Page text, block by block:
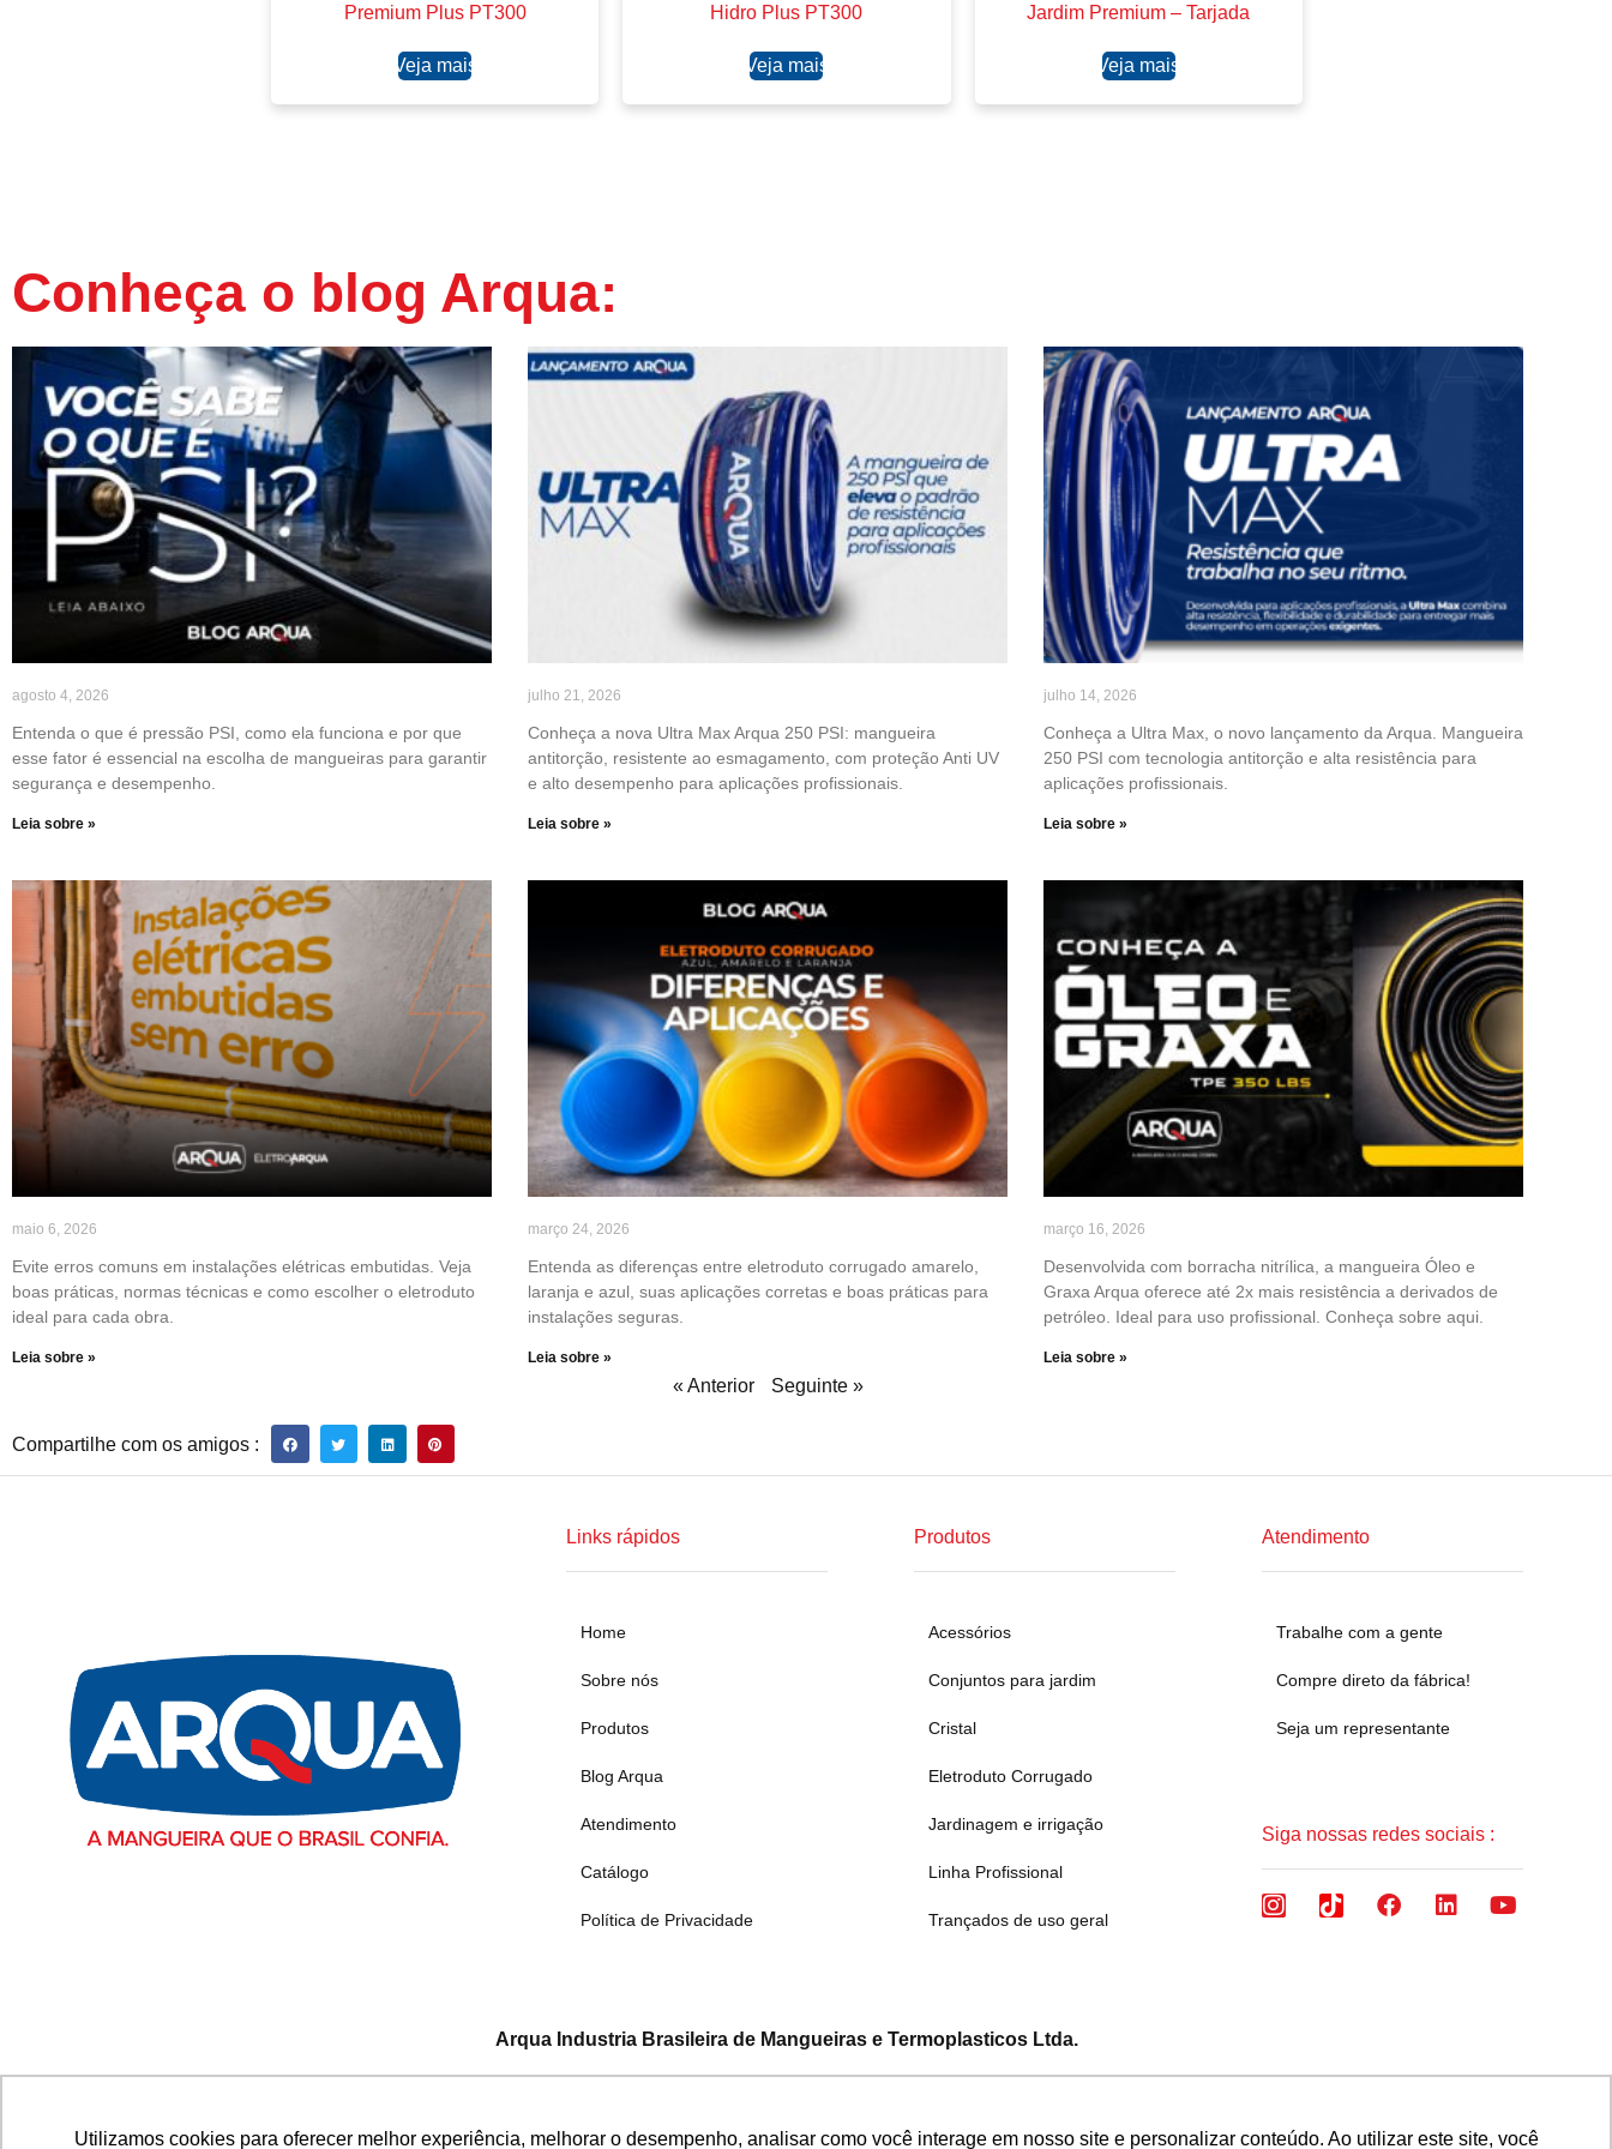
Utilizamos cookies para oferecer melhor experiência, melhorar o desempenho, analisar como você interage em nosso site e personalizar conteúdo. Ao utilizar este site, você
Premium Plus PT300
Ler mais
Hidro Plus PT300
Ler mais
Jardim Premium – Tarjada
Ler mais
Conheça o blog Arqua:
agosto 4, 2026
Entenda o que é pressão PSI, como ela funciona e por que
esse fator é essencial na escolha de mangueiras para garantir
segurança e desempenho.
Leia sobre »
julho 21, 2026
Conheça a nova Ultra Max Arqua 250 PSI: mangueira
antitorção, resistente ao esmagamento, com proteção Anti UV
e alto desempenho para aplicações profissionais.
Leia sobre »
julho 14, 2026
Conheça a Ultra Max, o novo lançamento da Arqua. Mangueira
250 PSI com tecnologia antitorção e alta resistência para
aplicações profissionais.
Leia sobre »
maio 6, 2026
Evite erros comuns em instalações elétricas embutidas. Veja
boas práticas, normas técnicas e como escolher o eletroduto
ideal para cada obra.
Leia sobre »
março 24, 2026
Entenda as diferenças entre eletroduto corrugado amarelo,
laranja e azul, suas aplicações corretas e boas práticas para
instalações seguras.
Leia sobre »
março 16, 2026
Desenvolvida com borracha nitrílica, a mangueira Óleo e
Graxa Arqua oferece até 2x mais resistência a derivados de
petróleo. Ideal para uso profissional. Conheça sobre aqui.
Leia sobre »
« Anterior Seguinte »
Compartilhe com os amigos :
Links rápidos
Home
Sobre nós
Produtos
Blog Arqua
Atendimento
Catálogo
Política de Privacidade
Produtos
Acessórios
Conjuntos para jardim
Cristal
Eletroduto Corrugado
Jardinagem e irrigação
Linha Profissional
Trançados de uso geral
Atendimento
Trabalhe com a gente
Compre direto da fábrica!
Seja um representante
Siga nossas redes sociais :
Arqua Industria Brasileira de Mangueiras e Termoplasticos Ltda.
Avenida Fausto Ribeiro da Silva, 1555 – Bairro Bandeirinhas – Betim – Minas Gerais – Brasil CEP 32657-375